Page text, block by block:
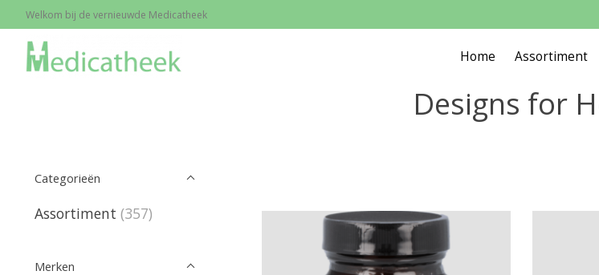
Welkom bij de vernieuwde Medicatheek
Home Assortiment
Home
Designs for
Categorieën
Assortiment (357)
Merken